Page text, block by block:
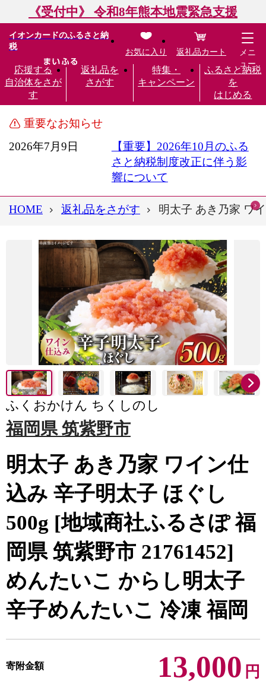
《受付中》 令和8年熊本地震緊急支援
イオンカードのふるさと納
税
応援する
自治体をさが
す
返礼品を
さがす
特集・
キャンペーン
ふるさと納税
を
はじめる
お気に入り 返礼品カート
メニ
ュー
重要なお知らせ
2026年7月9日
【重要】2026年10月のふる
さと納税制度改正に伴う影
響について
HOME 返礼品をさがす 明太子 あき乃家 ワ
ふくおかけん ちくしのし
福岡県 筑紫野市
明太子 あき乃家 ワイン仕
込み 辛子明太子 ほぐし
500g [地域商社ふるさぽ 福
岡県 筑紫野市 21761452]
めんたいこ からし明太子
辛子めんたいこ 冷凍 福岡
寄附金額 13,000 円